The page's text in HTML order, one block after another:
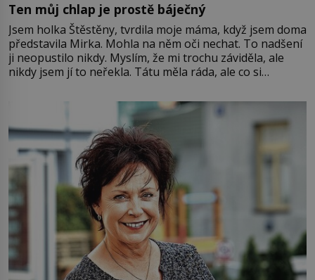
Ten můj chlap je prostě báječný
Jsem holka Štěstěny, tvrdila moje máma, když jsem doma
představila Mirka. Mohla na něm oči nechat. To nadšení
ji neopustilo nikdy. Myslím, že mi trochu záviděla, ale
nikdy jsem jí to neřekla. Tátu měla ráda, ale co si
Jsme spolu moc rádi Tehdy byla jiná doba, když